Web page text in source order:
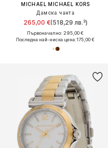
MICHAEL MICHAEL KORS
Дамска чанта
265,00 €(518,29 лв.³)
Първоначално: 295,00 €
Последна най-ниска цена:175,00 €